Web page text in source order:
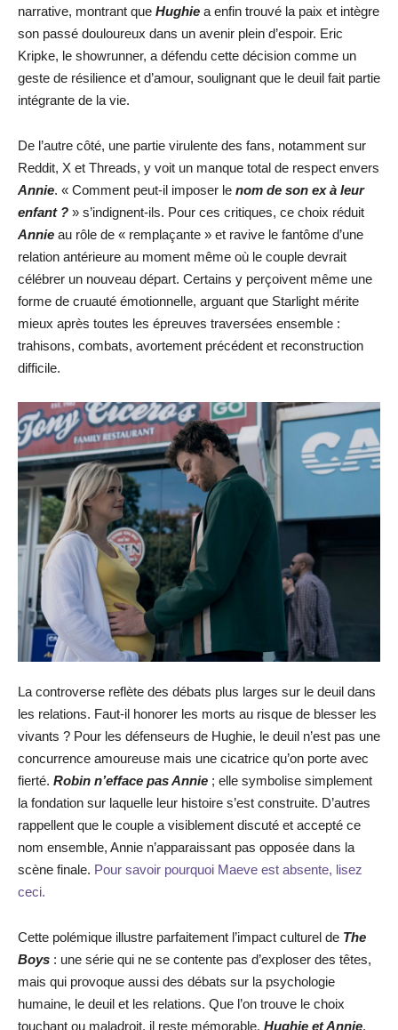
narrative, montrant que Hughie a enfin trouvé la paix et intègre
son passé douloureux dans un avenir plein d’espoir. Eric
Kripke, le showrunner, a défendu cette décision comme un
geste de résilience et d’amour, soulignant que le deuil fait partie
intégrante de la vie.
De l’autre côté, une partie virulente des fans, notamment sur
Reddit, X et Threads, y voit un manque total de respect envers
Annie. « Comment peut-il imposer le nom de son ex à leur
enfant ? » s’indignent-ils. Pour ces critiques, ce choix réduit
Annie au rôle de « remplaçante » et ravive le fantôme d’une
relation antérieure au moment même où le couple devrait
célébrer un nouveau départ. Certains y perçoivent même une
forme de cruauté émotionnelle, arguant que Starlight mérite
mieux après toutes les épreuves traversées ensemble :
trahisons, combats, avortement précédent et reconstruction
difficile.
La controverse reflète des débats plus larges sur le deuil dans
les relations. Faut-il honorer les morts au risque de blesser les
vivants ? Pour les défenseurs de Hughie, le deuil n’est pas une
concurrence amoureuse mais une cicatrice qu’on porte avec
fierté. Robin n’efface pas Annie ; elle symbolise simplement
la fondation sur laquelle leur histoire s’est construite. D’autres
rappellent que le couple a visiblement discuté et accepté ce
nom ensemble, Annie n’apparaissant pas opposée dans la
scène finale. Pour savoir pourquoi Maeve est absente, lisez
ceci.
Cette polémique illustre parfaitement l’impact culturel de The
Boys : une série qui ne se contente pas d’exploser des têtes,
mais qui provoque aussi des débats sur la psychologie
humaine, le deuil et les relations. Que l’on trouve le choix
touchant ou maladroit, il reste mémorable. Hughie et Annie,